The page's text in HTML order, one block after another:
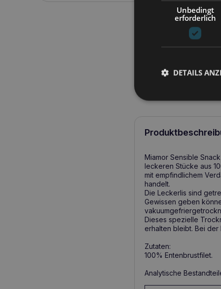
Miamor Sensible
leckeren Stücke aus
mit empfindlichem
handelt.
Die Leckerlis sind
Gewissen geben
Dieses spezielle
erhalten bleibt. Bei
Zutaten:
100% Entenbrustfilet.
Analytische
Unbedingt
erforderlich
DETAILS